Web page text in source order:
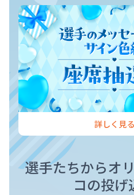
詳しく見る
選手たちからオ
コの投げ